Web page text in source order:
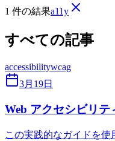
1 件の結果a11y
すべての記事
accessibilitywcag
3月19日
Web アクセシビリ
この実践的なガイドを使